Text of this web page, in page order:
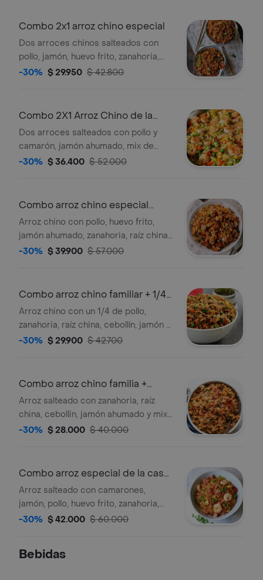
elección.
Combo 2x1 arroz chino especial
Dos arroces chinos salteados con
pollo, jamón, huevo frito, zanahoria,
mix de verduras, cebollín y raíz china,
elección.
-30% $ 29.950 $ 42.800
Combo 2X1 Arroz Chino de la
Casa
Dos arroces salteados con pollo y
camarón, jamón ahumado, mix de
verduras, zanahoria, raíces chinas y
elección.
-30% $ 36.400 $ 52.000
Combo arroz chino especial
familiar
Arroz chino con pollo, huevo frito,
jamón ahumado, zanahoria, raíz china,
cebollín, mix de verduras, en salsa
-30% $ 39.900 $ 57.000
Combo arroz chino familiar + 1/4
pollo
Arroz chino con un 1/4 de pollo,
zanahoria, raíz china, cebollín, jamón y
mix de verduras, en salsa soya,
-30% $ 29.900 $ 42.700
Combo arroz chino familia +
bebida litro
Arroz salteado con zanahoria, raíz
china, cebollin, jamón ahumado y mix
de verduras, en salsa soya.
-30% $ 28.000 $ 40.000
Combo arroz especial de la casa
familiar
Arroz salteado con camarones,
jamón, pollo, huevo frito, zanahoria,
alverja, raíces chinas, cebollín, en
postobon. para 3 personas.
-30% $ 42.000 $ 60.000
Bebidas